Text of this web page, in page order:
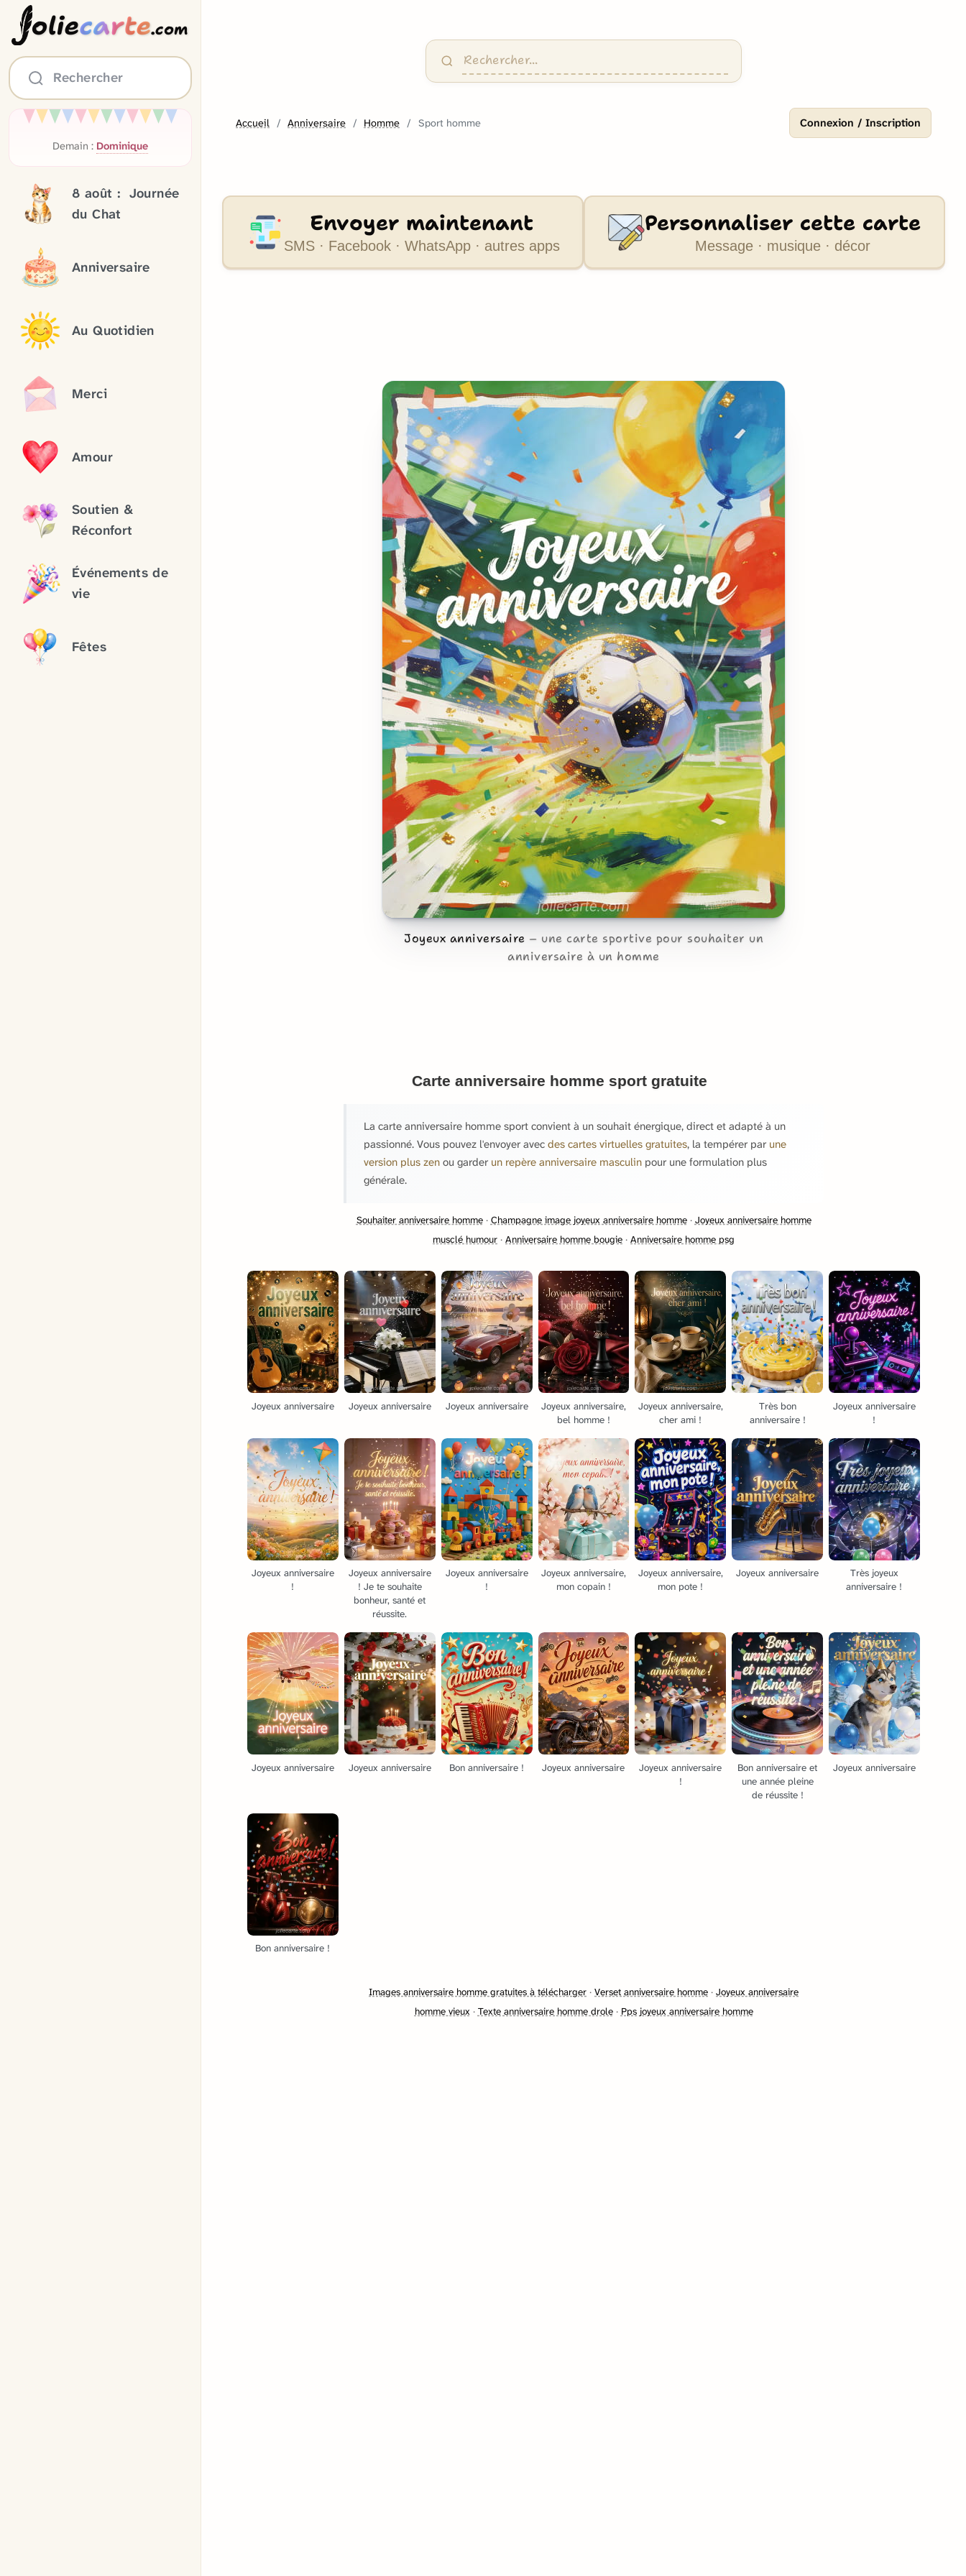
oliecarte.com
Rechercher
Demain : Dominique
8 août : Journée
du Chat
Anniversaire
Au Quotidien
Merci
Amour
Soutien &
Réconfort
Événements de
vie
Fêtes
Accueil Anniversaire Homme Sport homme Connexion / Inscription
Envoyer maintenant
SMS · Facebook · WhatsApp · autres apps
Personnaliser cette carte
Message · musique · décor
Joyeux anniversaire
une carte sportive pour souhaiter un
anniversaire à un homme
Carte anniversaire homme sport gratuite
La carte anniversaire homme sport convient à un souhait énergique, direct et adapté à un
passionné. Vous pouvez l'envoyer avec des cartes virtuelles gratuites, la tempérer par une
version plus zen ou garder un repère anniversaire masculin pour une formulation plus
générale.
Souhaiter anniversaire homme· Champagne image joyeux anniversaire homme· Joyeux anniversaire homme
musclé humour · Anniversaire homme bougie · Anniversaire homme psg
Joyeux anniversaire Joyeux anniversaire Joyeux anniversaire
Joyeux anniversaire,
bel homme !
Joyeux anniversaire,
cher ami !
Très bon
anniversaire !
Joyeux anniversaire
!
Joyeux anniversaire
!
Joyeux anniversaire
! Je te souhaite
bonheur, santé et
réussite.
Joyeux anniversaire
!
Joyeux anniversaire,
mon copain !
Joyeux anniversaire,
mon pote !
Joyeux anniversaire
Très joyeux
anniversaire !
Joyeux anniversaire Joyeux anniversaire Bon anniversaire ! Joyeux anniversaire
Joyeux anniversaire
!
Bon anniversaire et
une année pleine
de réussite !
Joyeux anniversaire
Bon anniversaire !
Images anniversaire homme gratuites à télécharger · Verset anniversaire homme · Joyeux anniversaire
homme vieux· Texte anniversaire homme drole· Pps joyeux anniversaire homme